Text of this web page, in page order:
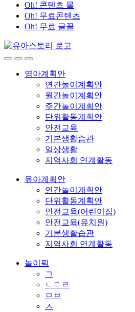
Oh! 콘텐츠 몰
Oh! 무료콘텐츠
Oh! 무료 글꼴
영아계획안
연간놀이계획안
월간놀이계획안
주간놀이계획안
단위활동계획안
안전교육
기본생활습관
일상생활
지역사회 연계활동
유아계획안
연간놀이계획안
단위활동계획안
안전교육(어린이집)
안전교육(유치원)
기본생활습관
지역사회 연계활동
놀이픽
ㄱ
ㄴㄷㄹ
ㅁㅂ
ㅅ